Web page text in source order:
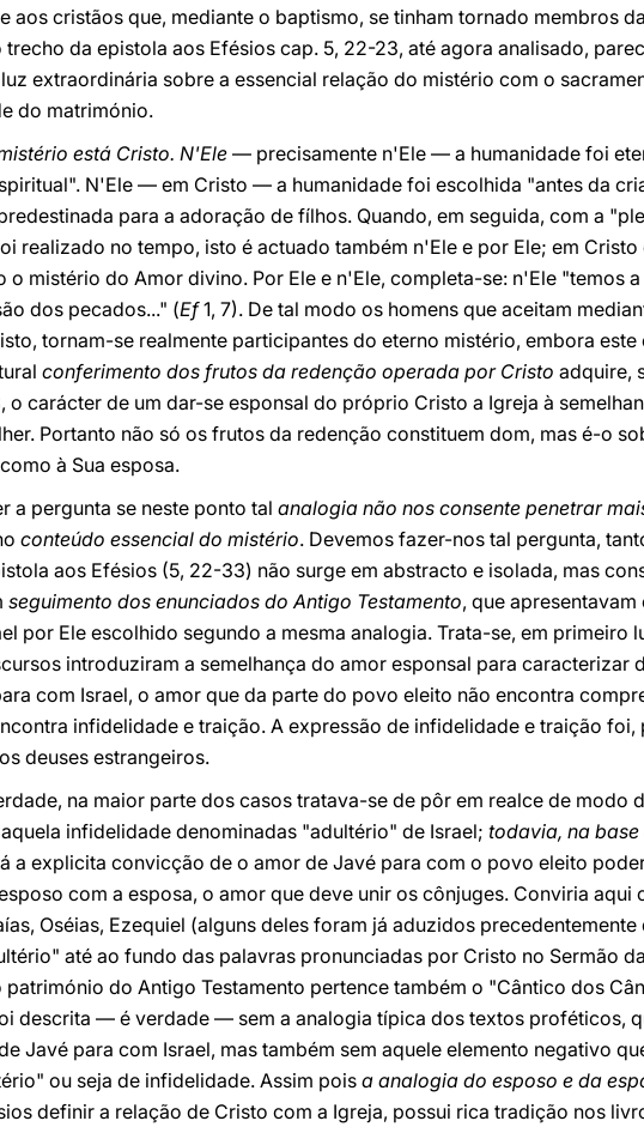
aos cristãos que, mediante o baptismo, se tinham tornado membros
trecho da epistola aos Efésios cap. 5, 22-23, até agora analisado,
extraordinária sobre a essencial relação do mistério com o
do matrimónio.
está Cristo. N'Ele — precisamente n'Ele — a humanidade foi
N'Ele — em Cristo — a humanidade foi escolhida "antes da
para a adoração de fílhos. Quando, em seguida, com a
realizado no tempo, isto é actuado também n'Ele e por Ele; em
o mistério do Amor divino. Por Ele e n'Ele, completa-se: n'Ele "temos
dos pecados..." (Ef1, 7). De tal modo os homens que aceitam
tornam-se realmente participantes do eterno mistério, embora este
conferimento dos frutos da redenção operada por Cristo adquire,
o carácter de um dar-se esponsal do próprio Cristo a Igreja à
Portanto não só os frutos da redenção constituem dom, mas é-o
à Sua esposa.
a pergunta se neste ponto tal analogia não nos consente penetrar
conteúdo essencial do mistério. Devemos fazer-nos tal pergunta,
aos Efésios (5, 22-33) não surge em abstracto e isolada, mas
seguimento dos enunciados do Antigo Testamento, que
por Ele escolhido segundo a mesma analogia. Trata-se, em primeiro
introduziram a semelhança do amor esponsal para caracterizar
com Israel, o amor que da parte do povo eleito não encontra
infidelidade e traição. A expressão de infidelidade e traição
deuses estrangeiros.
na maior parte dos casos tratava-se de pôr em realce de modo
infidelidade denominadas "adultério" de Israel; todavia, na
a explicita convicção de o amor de Javé para com o povo eleito
com a esposa, o amor que deve unir os cônjuges. Conviria aqui
Oséias, Ezequiel (alguns deles foram já aduzidos
até ao fundo das palavras pronunciadas por Cristo no Sermão
património do Antigo Testamento pertence também o "Cântico dos
descrita — é verdade — sem a analogia típica dos textos proféticos,
Javé para com Israel, mas também sem aquele elemento negativo
ou seja de infidelidade. Assim pois a analogia do esposo e da
definir a relação de Cristo com a Igreja, possui rica tradição nos